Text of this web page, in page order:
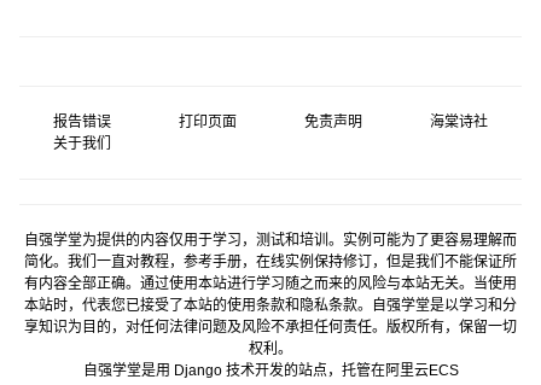
报告错误 打印页面 免责声明
海棠诗社
关于我们
自强学堂为提供的内容仅用于学习，测试和培训。实例可能为了更容易理解而
简化。我们一直对教程，参考手册，在线实例保持修订，但是我们不能保证所
有内容全部正确。通过使用本站进行学习随之而来的风险与本站无关。当使用
本站时，代表您已接受了本站的使用条款和隐私条款。自强学堂是以学习和分
享知识为目的，对任何法律问题及风险不承担任何责任。版权所有，保留一切
权利。
自强学堂是用 Django技术开发的站点，托管在阿里云ECS